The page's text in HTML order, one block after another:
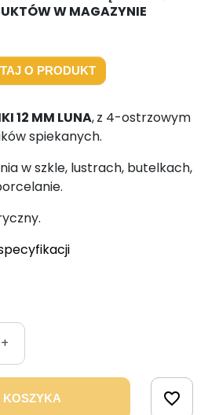
W MAGAZYNIE
O PRODUKT
12 MM LUNA,z 4-ostrzowym
spiekanych.
w szkle, lustrach, butelkach,
+
KOSZYKA favorite_border